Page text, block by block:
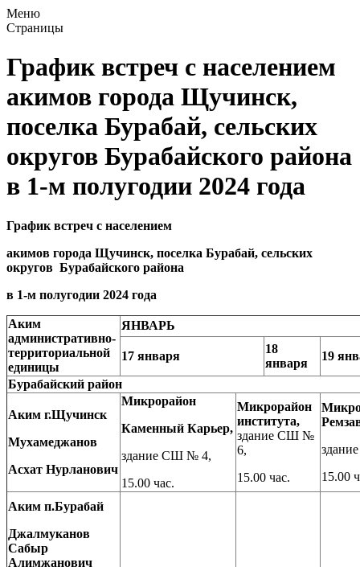
Меню
Страницы
График встреч с населением
акимов города Щучинск,
поселка Бурабай, сельских
округов Бурабайского района
в 1-м полугодии 2024 года
График встреч с населением
акимов города Щучинск, поселка Бурабай, сельских
округов Бурабайского района
в 1-м полугодии 2024 года
Аким
административно-
территориальной
единицы
ЯНВАРЬ
17 января
18
января
19
Бурабайский район
Аким г.Щучинск
Мухамеджанов
Асхат Нурланович
Микрорайон
Каменный Карьер,
здание СШ № 4,
15.00 час.
Микрорайон
института,
здание СШ №
6,
15.00 час.
15.00
Аким п.Бурабай
Джалмуканов
Сабыр
Алимжанович